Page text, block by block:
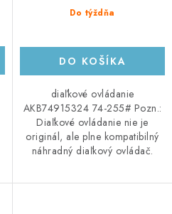
Do týždňa
DO KOŠÍKA
diaľkové ovládanie
AKB74915324 74-255# Pozn.:
Diaľkové ovládanie nie je
originál, ale plne kompatibilný
náhradný diaľkový ovládač.